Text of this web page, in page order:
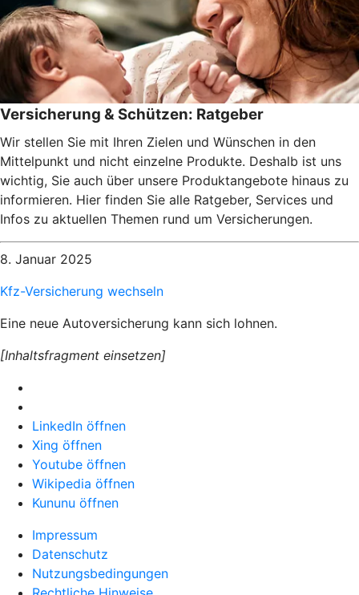
Versicherung & Schützen: Ratgeber
Wir stellen Sie mit Ihren Zielen und Wünschen in den
Mittelpunkt und nicht einzelne Produkte. Deshalb ist uns
wichtig, Sie auch über unsere Produktangebote hinaus zu
informieren. Hier finden Sie alle Ratgeber, Services und
Infos zu aktuellen Themen rund um Versicherungen.
8. Januar 2025
Kfz-Versicherung wechseln
Eine neue Autoversicherung kann sich lohnen.
[Inhaltsfragment einsetzen]
LinkedIn öffnen
Xing öffnen
Youtube öffnen
Wikipedia öffnen
Kununu öffnen
Impressum
Datenschutz
Nutzungsbedingungen